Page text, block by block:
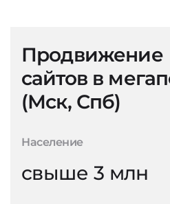
Продвижение
сайтов в
(Мск, Спб)
Население
свыше 3 млн